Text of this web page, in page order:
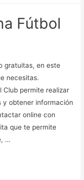
Fútbol
gratuitas, en este
necesitas.
Club permite realizar
y obtener información
online con
que te permite
…